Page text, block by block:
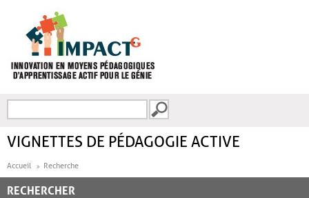
FORMULAIRE DE
VIGNETTES DE PÉDAGOGIE ACTIVE
Accueil Recherche
RECHERCHER